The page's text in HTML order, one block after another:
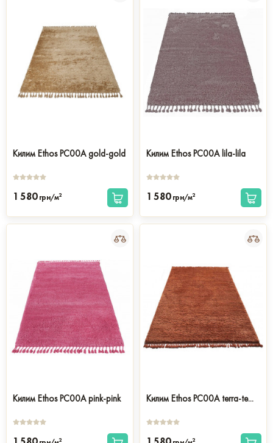
Килим Ethos PC00A gold-gold
1 580 грн/м2
Килим Ethos PC00A lila-lila
1 580 грн/м2
Килим Ethos PC00A pink-pink
2
Килим Ethos PC00A terra-te...
2